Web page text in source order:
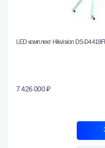
LED комплект Hikvision DS-
7 426 000 ₽